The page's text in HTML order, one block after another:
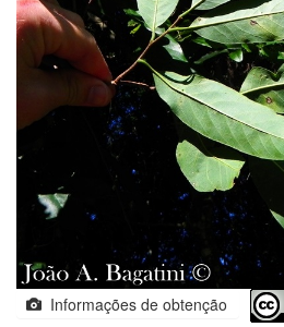
Informações de obtenção